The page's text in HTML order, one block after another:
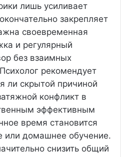
лишь усиливает
закрепляет
своевременная
и регулярный
без взаимных
рекомендует
ли скрытой причиной
конфликт в
эффективным
время становится
или домашнее обучение.
снизить общий